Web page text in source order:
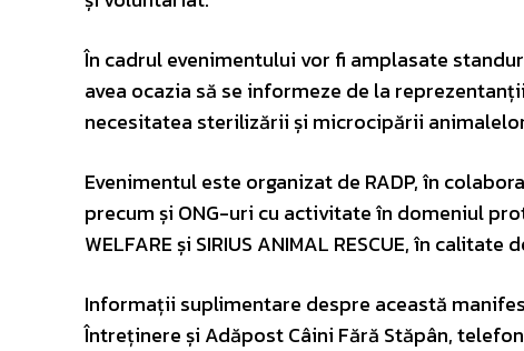
În cadrul evenimentului vor fi amplasate
avea ocazia să se informeze de la
necesitatea sterilizării și microcipării
Evenimentul este organizat de RADP, în
precum și ONG-uri cu activitate în domeniul
WELFARE și SIRIUS ANIMAL RESCUE, în
Informații suplimentare despre această
Întreținere și Adăpost Câini Fără Stăpân,